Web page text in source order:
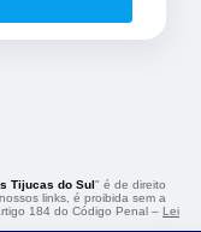
Tijucas do Sul" é de direito
links, é proibida sem a
184 do Código Penal – Lei